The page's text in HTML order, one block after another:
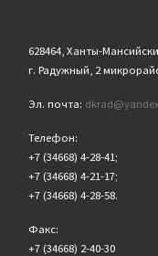
628464, Ханты-
г. Радужный, 2
Эл. почта:
Телефон:
+7 (34668) 4-28-41;
+7 (34668) 4-21-17;
+7 (34668) 4-28-58.
Факс:
+7 (34668) 2-40-30